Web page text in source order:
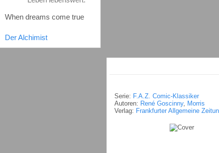
When dreams come true
Der Alchimist
Serie: F.A.Z. Comic-Klassiker
Autoren: René Goscinny, Morris
Verlag: Frankfurter Allgemeine